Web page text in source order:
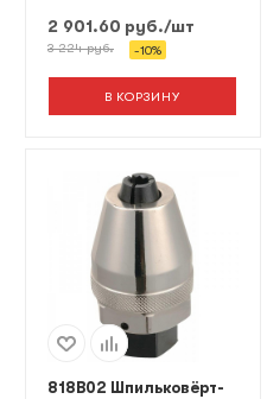
2 901.60 руб./шт
3 224руб. -10%
В КОРЗИНУ
818B02 Шпильковёрт-